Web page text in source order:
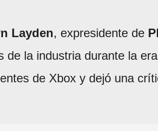
Layden, expresidente de
de la industria durante la
de Xbox y dejó una